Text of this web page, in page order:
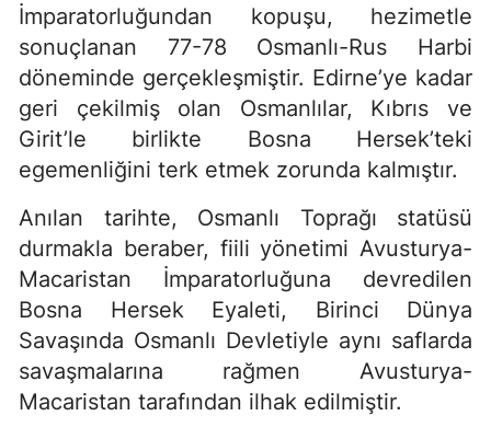
İmparatorluğundan kopuşu, hezimetle
sonuçlanan 77-78 Osmanlı-Rus Harbi
döneminde gerçekleşmiştir. Edirne’ye kadar
geri çekilmiş olan Osmanlılar, Kıbrıs ve
Girit’le birlikte Bosna Hersek’teki
egemenliğini terk etmek zorunda kalmıştır.
Anılan tarihte, Osmanlı Toprağı statüsü
durmakla beraber, fiili yönetimi Avusturya-
Macaristan İmparatorluğuna devredilen
Bosna Hersek Eyaleti, Birinci Dünya
Savaşında Osmanlı Devletiyle aynı saflarda
savaşmalarına rağmen Avusturya-
Macaristan tarafından ilhak edilmiştir.